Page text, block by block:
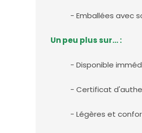
- Emballées avec
Un peu plus sur... :
- Disponible
- Certificat
- Légères et